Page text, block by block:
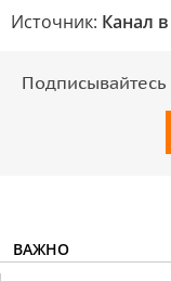
Источник: Канал
ВАЖНО